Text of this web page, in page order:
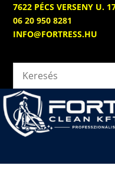
7622 PÉCS VERSENY U.
06 20 950 8281
INFO@FORTRESS.HU